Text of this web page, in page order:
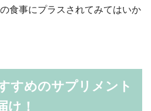
食事にプラスされてみてはいか
すめのサプリメント
け！